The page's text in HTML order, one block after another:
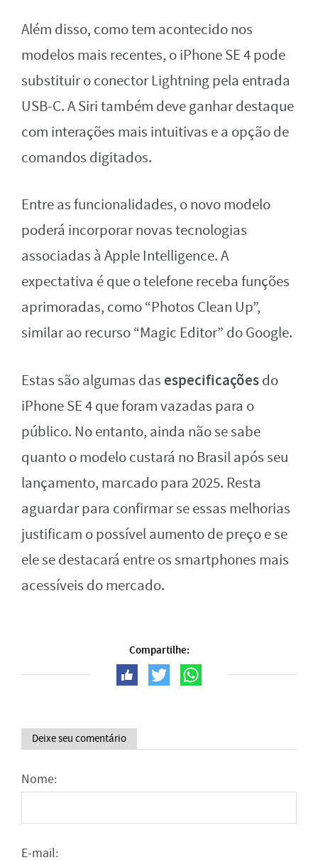
Além disso, como tem acontecido nos
modelos mais recentes, o iPhone SE 4 pode
substituir o conector Lightning pela entrada
USB-C. A Siri também deve ganhar destaque
com interações mais intuitivas e a opção de
comandos digitados.
Entre as funcionalidades, o novo modelo
poderá incorporar novas tecnologias
associadas à Apple Intelligence. A
expectativa é que o telefone receba funções
aprimoradas, como “Photos Clean Up”,
similar ao recurso “Magic Editor” do Google.
Estas são algumas das especificaçõesdo
iPhone SE 4 que foram vazadas para o
público. No entanto, ainda não se sabe
quanto o modelo custará no Brasil após seu
lançamento, marcado para 2025. Resta
aguardar para confirmar se essas melhorias
justificam o possível aumento de preço e se
ele se destacará entre os smartphones mais
acessíveis do mercado.
Compartilhe:
Deixe seu comentário
Nome:
E-mail: